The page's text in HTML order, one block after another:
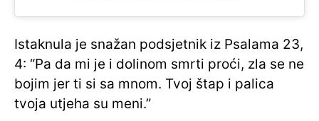
Istaknula je snažan podsjetnik iz Psalama 23,
4: “Pa da mi je i dolinom smrti proći, zla se ne
bojim jer ti si sa mnom. Tvoj štap i palica
tvoja utjeha su meni.”